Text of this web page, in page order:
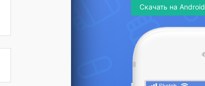
Скачать на Android